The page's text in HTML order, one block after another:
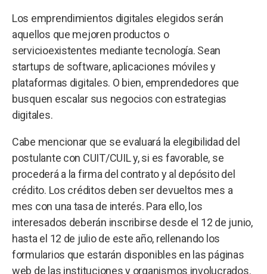
Los emprendimientos digitales elegidos serán
aquellos que mejoren productos o
servicioexistentes mediante tecnología. Sean
startups de software, aplicaciones móviles y
plataformas digitales. O bien, emprendedores que
busquen escalar sus negocios con estrategias
digitales.
Cabe mencionar que se evaluará la elegibilidad del
postulante con CUIT/CUIL y, si es favorable, se
procederá a la firma del contrato y al depósito del
crédito. Los créditos deben ser devueltos mes a
mes con una tasa de interés. Para ello, los
interesados deberán inscribirse desde el 12 de junio,
hasta el 12 de julio de este año, rellenando los
formularios que estarán disponibles en las páginas
web de las instituciones y organismos involucrados.